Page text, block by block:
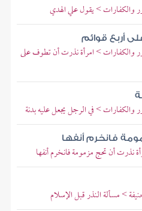
والكفارات > يقول علي الهدي
أربع قوائم
والكفارات > امرأة نذرت أن تطوف على
والكفارات > في الرجل يجعل عليه بدنة
فانخرم أنفها
أن تحج مزمومة فانخرم أنفها
> مسألة النذر قبل الإسلام